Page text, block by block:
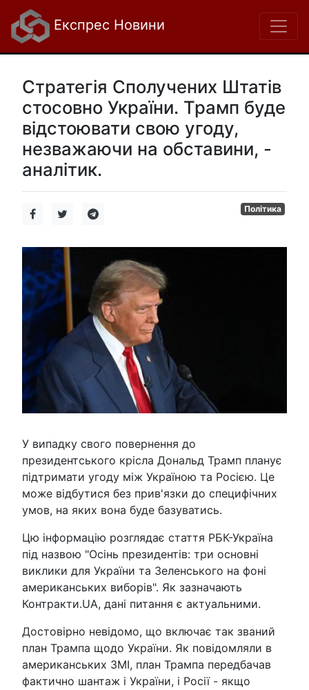
Експрес Новини
Стратегія Сполучених Штатів
стосовно України. Трамп буде
відстоювати свою угоду,
незважаючи на обставини, -
аналітик.
Політика
У випадку свого повернення до
президентського крісла Дональд Трамп планує
підтримати угоду між Україною та Росією. Це
може відбутися без прив'язки до специфічних
умов, на яких вона буде базуватись.
Цю інформацію розглядає стаття РБК-Україна
під назвою "Осінь президентів: три основні
виклики для України та Зеленського на фоні
американських виборів". Як зазначають
Контракти.UA, дані питання є актуальними.
Достовірно невідомо, що включає так званий
план Трампа щодо України. Як повідомляли в
американських ЗМІ, план Трампа передбачав
фактично шантаж і України, і Росії - якщо